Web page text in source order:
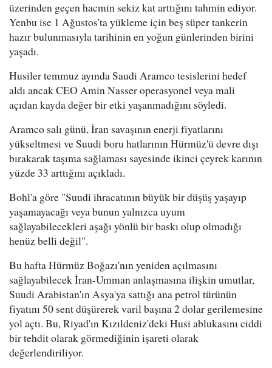
üzerinden geçen hacmin sekiz kat arttığını tahmin ediyor.
Yenbu ise 1 Ağustos'ta yükleme için beş süper tankerin
hazır bulunmasıyla tarihinin en yoğun günlerinden birini
yaşadı.
Husiler temmuz ayında Saudi Aramco tesislerini hedef
aldı ancak CEO Amin Nasser operasyonel veya mali
açıdan kayda değer bir etki yaşanmadığını söyledi.
Aramco salı günü, İran savaşının enerji fiyatlarını
yükseltmesi ve Suudi boru hatlarının Hürmüz'ü devre dışı
bırakarak taşıma sağlaması sayesinde ikinci çeyrek karının
yüzde 33 arttığını açıkladı.
Bohl'a göre "Suudi ihracatının büyük bir düşüş yaşayıp
yaşamayacağı veya bunun yalnızca uyum
sağlayabilecekleri aşağı yönlü bir baskı olup olmadığı
henüz belli değil".
Bu hafta Hürmüz Boğazı'nın yeniden açılmasını
sağlayabilecek İran-Umman anlaşmasına ilişkin umutlar,
Suudi Arabistan'ın Asya'ya sattığı ana petrol türünün
fiyatını 50 sent düşürerek varil başına 2 dolar gerilemesine
yol açtı. Bu, Riyad'ın Kızıldeniz'deki Husi ablukasını ciddi
bir tehdit olarak görmediğinin işareti olarak
değerlendiriliyor.